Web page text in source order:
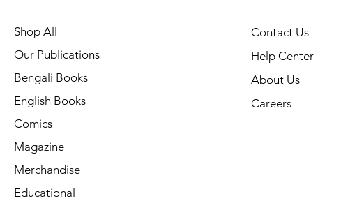
Shop All
Our Publications
Bengali Books
English Books
Comics
Magazine
Merchandise
Educational
Contact Us
Help Center
About Us
Careers